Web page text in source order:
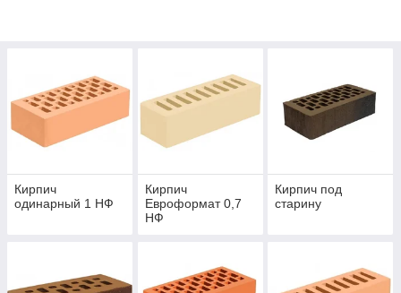
Кирпич
одинарный 1 НФ
Кирпич
Евроформат 0,7
НФ
Кирпич под
старину